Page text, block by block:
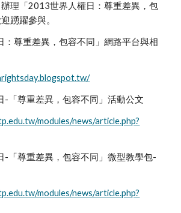
理「2013世界人權日：尊重差異，包
踴躍參與。
：尊重差異，包容不同」網路平台與相
-「尊重差異，包容不同」活動公文
modules/news/article.php?
-「尊重差異，包容不同」微型教學包-
modules/news/article.php?